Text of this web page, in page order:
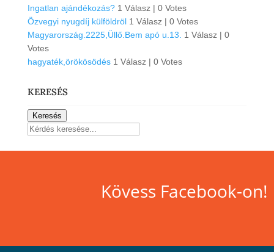
Ingatlan ajándékozás? 1 Válasz | 0 Votes
Özvegyi nyugdíj külföldröl 1 Válasz | 0 Votes
Magyarország.2225,Üllő.Bem apó u.13.
1 Válasz | 0
Votes
hagyaték,örökösödés 1 Válasz | 0 Votes
KERESÉS
Keresés
Kövess Facebook-on!